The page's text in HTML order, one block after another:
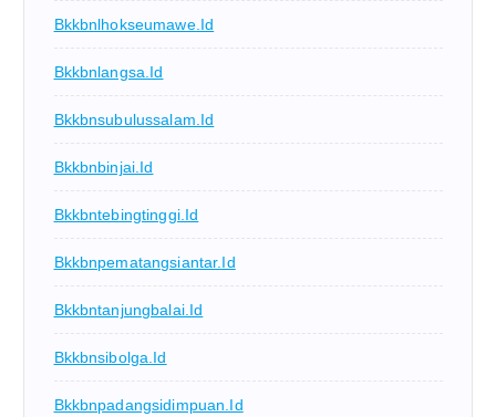
Bkkbnlhokseumawe.id
Bkkbnlangsa.id
Bkkbnsubulussalam.id
Bkkbnbinjai.id
Bkkbntebingtinggi.id
Bkkbnpematangsiantar.id
Bkkbntanjungbalai.id
Bkkbnsibolga.id
Bkkbnpadangsidimpuan.id